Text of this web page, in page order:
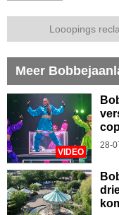
Looopings
Meer
VIDEO
28-